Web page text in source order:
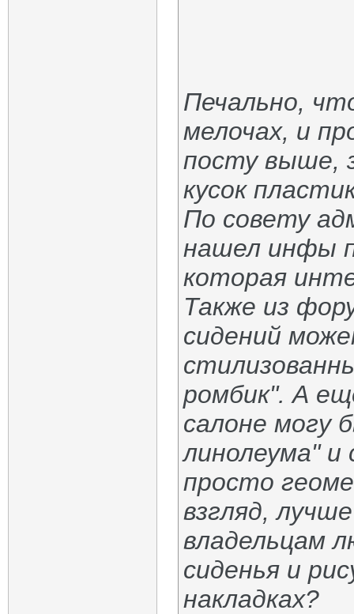
Печально,
мелочах, и
посту выше,
кусок
По совету
нашел инфы
которая
Также из
сидений
ромбик". А
салоне могу
линолеума" и
просто
взгляд,
владельцам
сиденья и
накладках?